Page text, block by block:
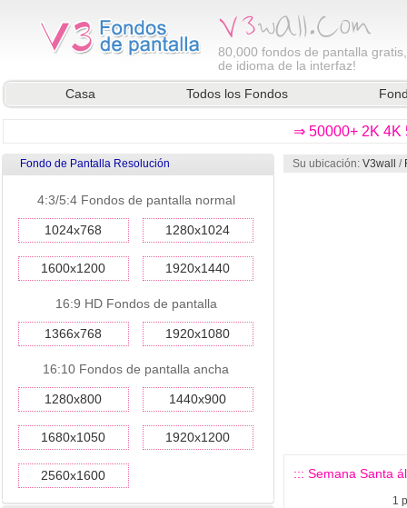
80,000 fondos de pantalla
de idioma de la interfaz!
Casa
Todos los Fondos
⇒ 50000+ 2K 4K
Fondo de Pantalla Resolución
4:3/5:4 Fondos de pantalla normal
1024x768 1280x1024
1600x1200 1920x1440
16:9 HD Fondos de pantalla
1366x768 1920x1080
16:10 Fondos de pantalla ancha
1280x800 1440x900
1680x1050 1920x1200
2560x1600
Su ubicación: V3wall /
::: Semana Santa
1